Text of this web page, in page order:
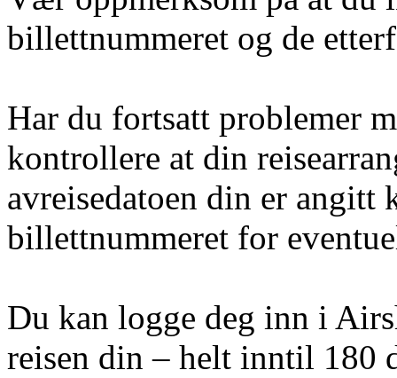
billettnummeret og de
Har du fortsatt problemer
kontrollere at din
avreisedatoen din er angitt
billettnummeret for
Du kan logge deg inn i
reisen din – helt inntil 180